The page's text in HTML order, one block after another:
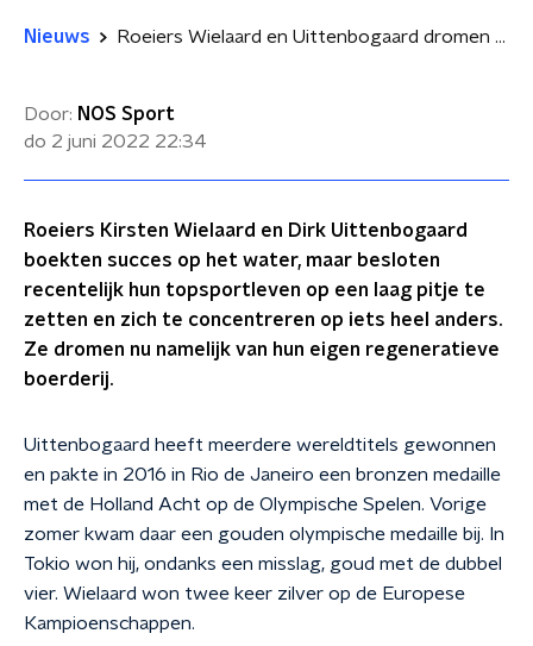
Nieuws Roeiers Wielaard en Uittenbogaard dromen van eigen regeneratieve boerderij
Door: NOS Sport
do 2 juni 2022 22:34
Roeiers Kirsten Wielaard en Dirk Uittenbogaard
boekten succes op het water, maar besloten
recentelijk hun topsportleven op een laag pitje te
zetten en zich te concentreren op iets heel anders.
Ze dromen nu namelijk van hun eigen regeneratieve
boerderij.
Uittenbogaard heeft meerdere wereldtitels gewonnen
en pakte in 2016 in Rio de Janeiro een bronzen medaille
met de Holland Acht op de Olympische Spelen. Vorige
zomer kwam daar een gouden olympische medaille bij. In
Tokio won hij, ondanks een misslag, goud met de dubbel
vier. Wielaard won twee keer zilver op de Europese
Kampioenschappen.